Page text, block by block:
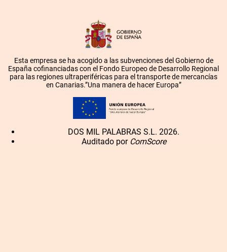
Esta empresa se ha acogido a las subvenciones del Gobierno de
España cofinanciadas con el Fondo Europeo de Desarrollo Regional
para las regiones ultraperiféricas para el transporte de mercancías
en Canarias.”Una manera de hacer Europa”
DOS MIL PALABRAS S.L. 2026.
Auditado por ComScore